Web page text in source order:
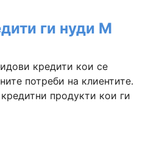
ги нуди М
кредити кои се
потреби на клиентите.
продукти кои ги